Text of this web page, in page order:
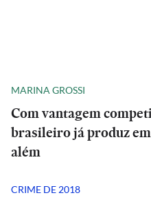
MARINA GROSSI
Com vantagem
brasileiro já produz
além
CRIME DE 2018